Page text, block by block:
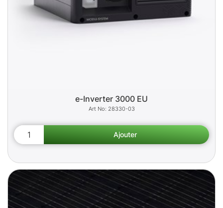
e-Inverter 3000 EU
28330-03